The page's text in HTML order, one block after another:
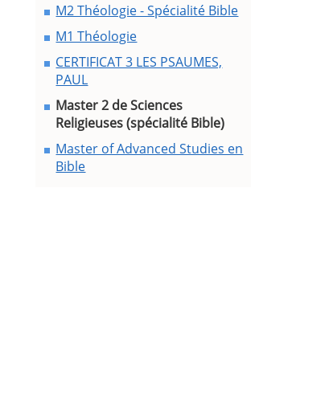
M2 Théologie - Spécialité Bible
M1 Théologie
CERTIFICAT 3 LES PSAUMES,
PAUL
Master 2 de Sciences
Religieuses (spécialité Bible)
Master of Advanced Studies en
Bible